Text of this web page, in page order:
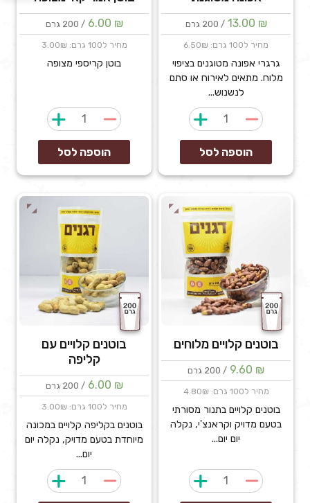
13.00 ₪ / 200 גרם
מחיר ל100 גרם: 6.50₪
גרגרי אפונה מטוגנים בציפוי
מלוח. מתאים לאירוח או סתם
לנשנוש...
כמות
של
אפונה
מטוגנת
הוספה לסל
6.00 ₪ / 200 גרם
מחיר ל100 גרם: 3.00₪
בוטן קריספי מצופה
כמות
של
בוטן
אמריקאי
מצופה
הוספה לסל
בוטנים קלויים מלוחים
9.60 ₪ / 200 גרם
מחיר ל100 גרם: 4.80₪
בוטנים קלויים בתנור מסורתי
בטעם מדויק וקראנצ'י, נקלה
יום יום...
כמות
של
בוטנים קלויים עם
קליפה
6.00 ₪ / 200 גרם
מחיר ל100 גרם: 3.00₪
בוטנים בקליפה קלויים במכונה
מיוחדת בטעם מדויק, נקלה יום
יום...
כמות
של